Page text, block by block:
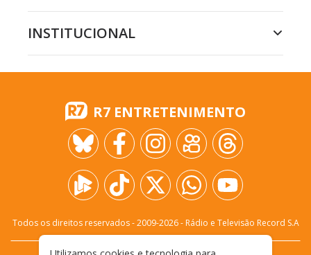
INSTITUCIONAL
R7 ENTRETENIMENTO
Todos os direitos reservados - 2009-2026- Rádio e Televisão Record S.A